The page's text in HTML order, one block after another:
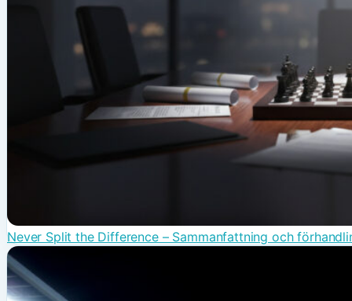
Never Split the Difference – Sammanfattning och